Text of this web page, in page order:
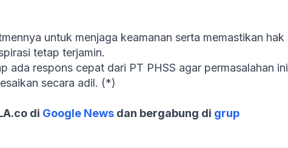
untuk menjaga keamanan serta memastikan hak
tetap terjamin.
ada respons cepat dari PT PHSS agar permasalahan ini
secara adil. (*)
di Google News dan bergabung di grup